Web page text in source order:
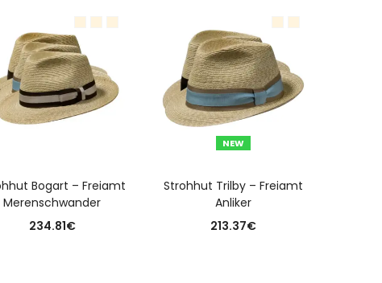
Bogart – Freiamt
Merenschwander
234.81€
NEW
Strohhut Trilby – Freiamt
Anliker
213.37€